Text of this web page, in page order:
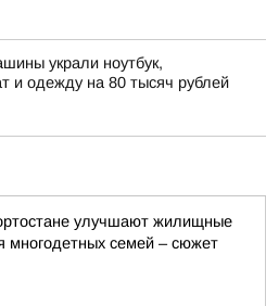
украли ноутбук,
и одежду на 80 тысяч рублей
улучшают жилищные
многодетных семей – сюжет